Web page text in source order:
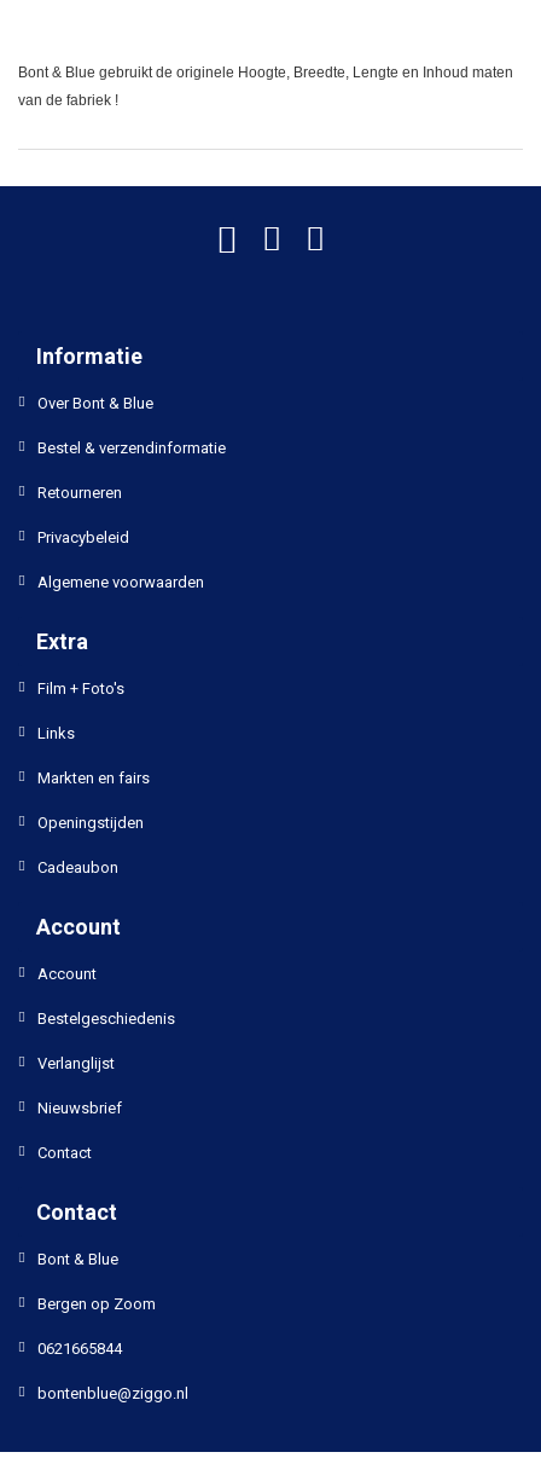
Bont & Blue gebruikt de originele Hoogte, Breedte, Lengte en Inhoud maten
van de fabriek !
Informatie
Over Bont & Blue
Bestel & verzendinformatie
Retourneren
Privacybeleid
Algemene voorwaarden
Extra
Film + Foto's
Links
Markten en fairs
Openingstijden
Cadeaubon
Account
Account
Bestelgeschiedenis
Verlanglijst
Nieuwsbrief
Contact
Contact
Bont & Blue
Bergen op Zoom
0621665844
bontenblue@ziggo.nl